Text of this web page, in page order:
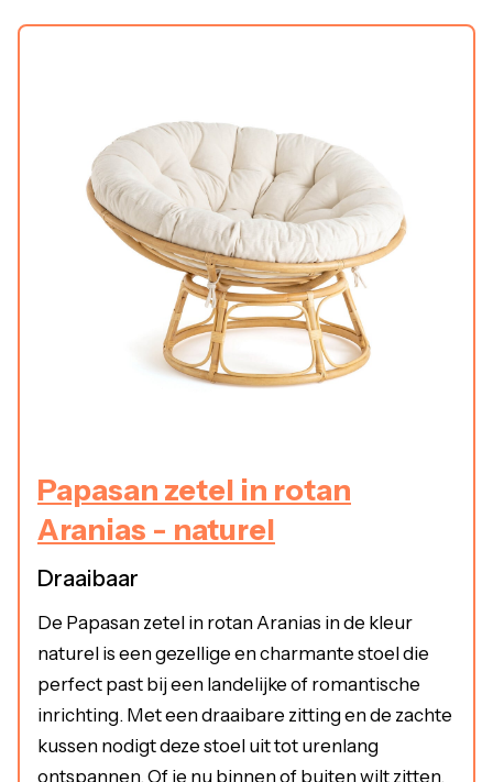
Papasan zetel in rotan
Aranias - naturel
Draaibaar
De Papasan zetel in rotan Aranias in de kleur
naturel is een gezellige en charmante stoel die
perfect past bij een landelijke of romantische
inrichting. Met een draaibare zitting en de zachte
kussen nodigt deze stoel uit tot urenlang
ontspannen. Of je nu binnen of buiten wilt zitten,